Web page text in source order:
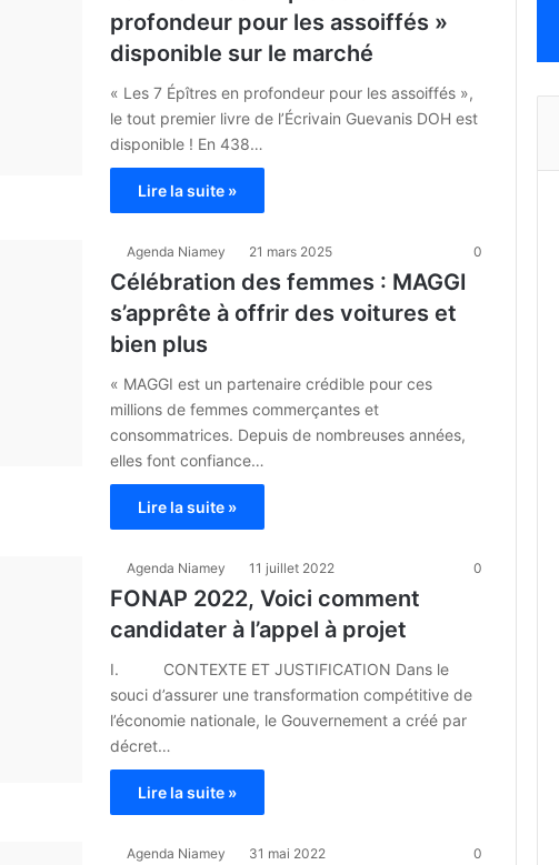
profondeur pour les assoiffés »
disponible sur le marché
« Les 7 Épîtres en profondeur pour les assoiffés »,
le tout premier livre de l’Écrivain Guevanis DOH est
disponible ! En 438…
Lire la suite »
Agenda Niamey 21 mars 2025 0
Célébration des femmes : MAGGI
s’apprête à offrir des voitures et
bien plus
« MAGGI est un partenaire crédible pour ces
millions de femmes commerçantes et
consommatrices. Depuis de nombreuses années,
elles font confiance…
Lire la suite »
Agenda Niamey 11 juillet 2022 0
FONAP 2022, Voici comment
candidater à l’appel à projet
I. CONTEXTE ET JUSTIFICATION Dans le
souci d’assurer une transformation compétitive de
l’économie nationale, le Gouvernement a créé par
décret…
Lire la suite »
Agenda Niamey 31 mai 2022 0